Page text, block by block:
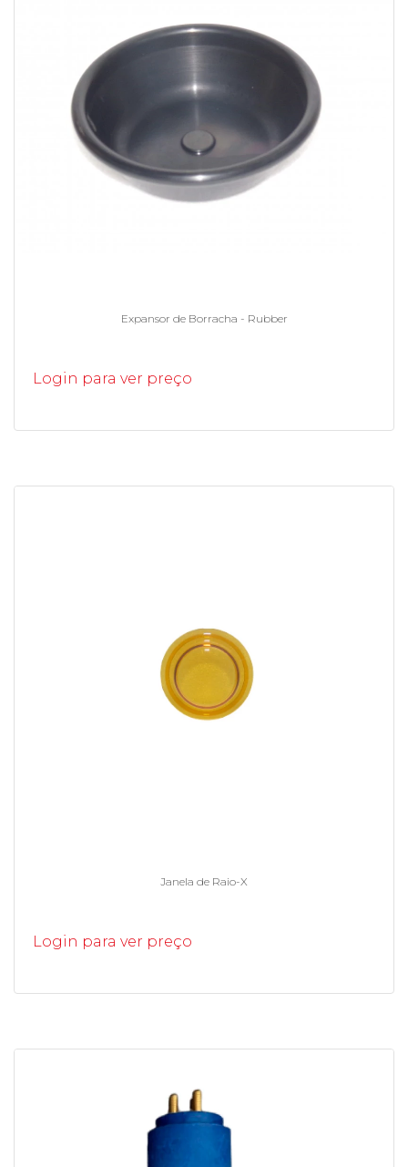
Expansor de Borracha - Rubber
Login para ver preço
Janela de Raio-X
Login para ver preço